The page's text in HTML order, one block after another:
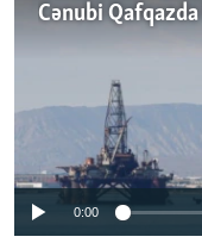
No media
0:00